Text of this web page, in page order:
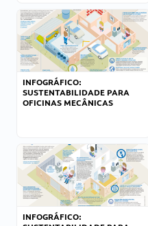
INFOGRÁFICO:
SUSTENTABILIDADE PARA
OFICINAS MECÂNICAS
INFOGRÁFICO: